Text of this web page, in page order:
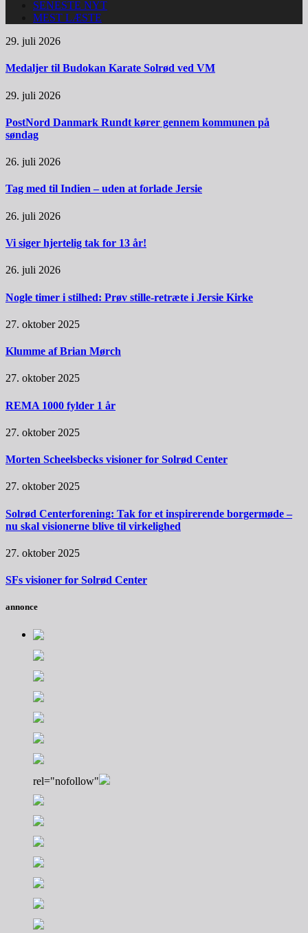
SENESTE NYT
MEST LÆSTE
29. juli 2026
Medaljer til Budokan Karate Solrød ved VM
29. juli 2026
PostNord Danmark Rundt kører gennem kommunen på
søndag
26. juli 2026
Tag med til Indien – uden at forlade Jersie
26. juli 2026
Vi siger hjertelig tak for 13 år!
26. juli 2026
Nogle timer i stilhed: Prøv stille-retræte i Jersie Kirke
27. oktober 2025
Klumme af Brian Mørch
27. oktober 2025
REMA 1000 fylder 1 år
27. oktober 2025
Morten Scheelsbecks visioner for Solrød Center
27. oktober 2025
Solrød Centerforening: Tak for et inspirerende borgermøde –
nu skal visionerne blive til virkelighed
27. oktober 2025
SFs visioner for Solrød Center
annonce
rel="nofollow"